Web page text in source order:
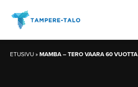
sisältöön
ETUSIVU»MAMBA – TERO VAARA 60 VUOTTA